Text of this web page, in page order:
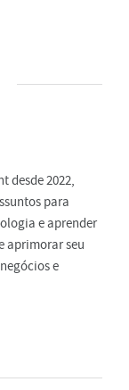
desde 2022,
para
e aprender
aprimorar seu
e